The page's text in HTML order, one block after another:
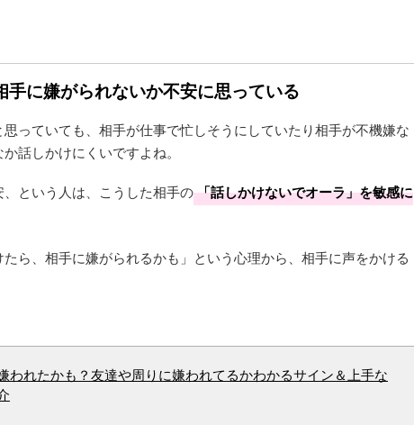
に嫌がられないか不安に思っている
っていても、相手が仕事で忙しそうにしていたり相手が不機嫌な
話しかけにくいですよね。
という人は、こうした相手の「話しかけないでオーラ」を敏感に
ら、相手に嫌がられるかも」という心理から、相手に声をかける
われたかも？友達や周りに嫌われてるかわかるサイン＆上手な